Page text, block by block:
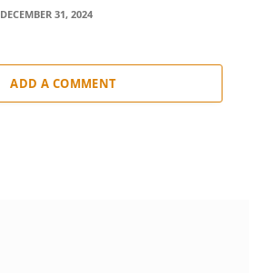
DECEMBER 31, 2024
ADD A COMMENT